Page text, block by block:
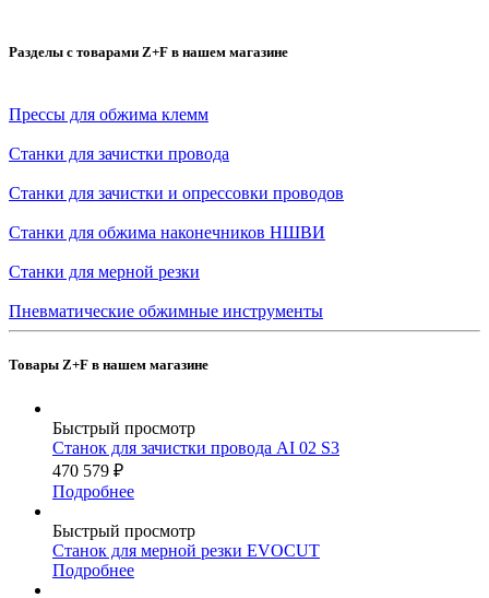
Разделы с товарами Z+F в нашем магазине
Прессы для обжима клемм
Станки для зачистки провода
Станки для зачистки и опрессовки проводов
Станки для обжима наконечников НШВИ
Станки для мерной резки
Пневматические обжимные инструменты
Товары Z+F в нашем магазине
Быстрый просмотр
Станок для зачистки провода AI 02 S3
470 579 ₽
Подробнее
Быстрый просмотр
Станок для мерной резки EVOCUT
Подробнее